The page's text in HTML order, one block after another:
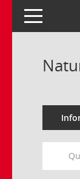
Toggle